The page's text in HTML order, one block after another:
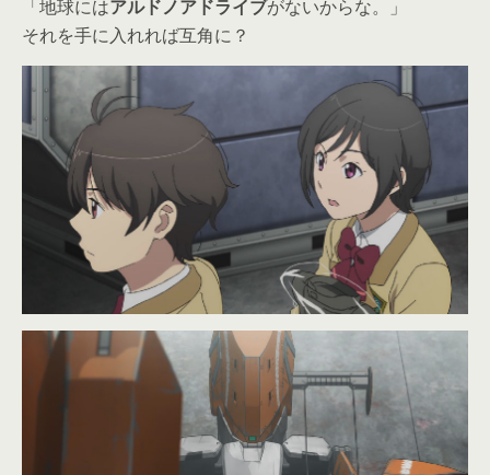
「地球にはアルドノアドライブがないからな。」
それを手に入れれば互角に？